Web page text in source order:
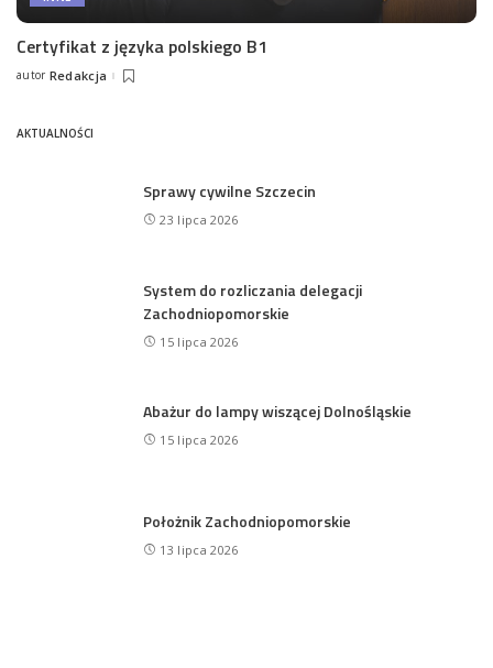
Certyfikat z języka polskiego B1
Posted
autor Redakcja
AKTUALNOŚCI
Sprawy cywilne Szczecin
23 lipca 2026
System do rozliczania delegacji
Zachodniopomorskie
15 lipca 2026
Abażur do lampy wiszącej Dolnośląskie
15 lipca 2026
Położnik Zachodniopomorskie
13 lipca 2026